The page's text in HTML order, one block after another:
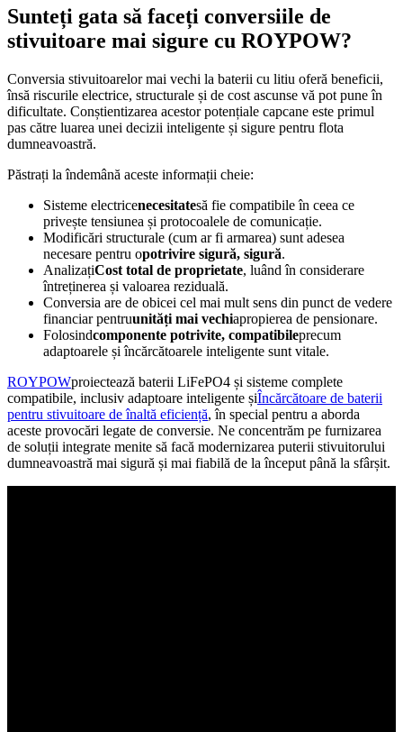
Sunteți gata să faceți conversiile de
stivuitoare mai sigure cu ROYPOW?
Conversia stivuitoarelor mai vechi la baterii cu litiu oferă beneficii,
însă riscurile electrice, structurale și de cost ascunse vă pot pune în
dificultate. Conștientizarea acestor potențiale capcane este primul
pas către luarea unei decizii inteligente și sigure pentru flota
dumneavoastră.
Păstrați la îndemână aceste informații cheie:
Sisteme electricenecesitatesă fie compatibile în ceea ce
privește tensiunea și protocoalele de comunicație.
Modificări structurale (cum ar fi armarea) sunt adesea
necesare pentru opotrivire sigură, sigură.
AnalizațiCost total de proprietate, luând în considerare
întreținerea și valoarea reziduală.
Conversia are de obicei cel mai mult sens din punct de vedere
financiar pentruunități mai vechiapropierea de pensionare.
Folosindcomponente potrivite, compatibileprecum
adaptoarele și încărcătoarele inteligente sunt vitale.
ROYPOWproiectează baterii LiFePO4 și sisteme complete
compatibile, inclusiv adaptoare inteligente șiÎncărcătoare de baterii
pentru stivuitoare de înaltă eficiență, în special pentru a aborda
aceste provocări legate de conversie. Ne concentrăm pe furnizarea
de soluții integrate menite să facă modernizarea puterii stivuitorului
dumneavoastră mai sigură și mai fiabilă de la început până la sfârșit.